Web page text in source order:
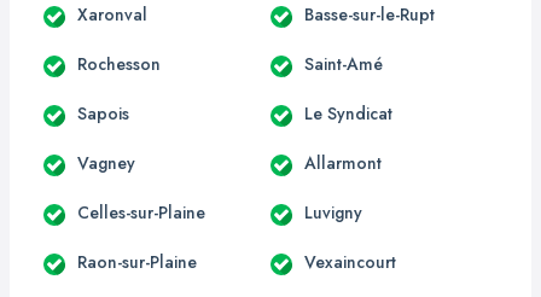
Xaronval Basse-sur-le-Rupt
Rochesson Saint-Amé
Sapois Le Syndicat
Vagney Allarmont
Celles-sur-Plaine Luvigny
Raon-sur-Plaine Vexaincourt